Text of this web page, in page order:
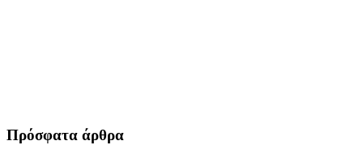
Πρόσφατα άρθρα